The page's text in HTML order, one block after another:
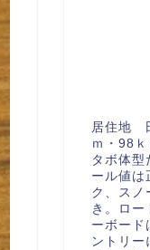
居住地
ｍ・98
タボ体型
ール値は
ク、スノ
き。ロー
ーボード
ントリ